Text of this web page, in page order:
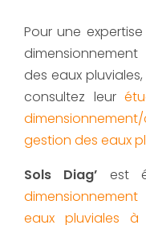
Pour une
des eaux
consultez leur
gestion des eaux
Sols Diag’ est
eaux pluviales à